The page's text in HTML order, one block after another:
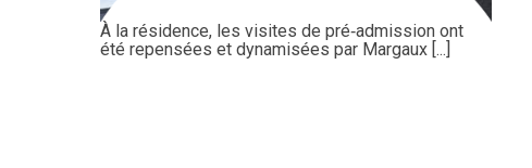
À la résidence, les visites de pré‑admission ont
été repensées et dynamisées par Margaux [...]